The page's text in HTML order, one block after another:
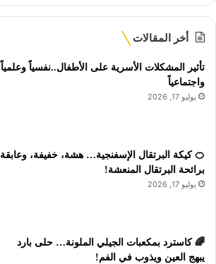
أخر المقالات
تأثير المشكلات الأسرية على الأطفال..نفسياً وعلمياً
واجتماعياً
يوليو 17, 2026
🍊 كيكة البرتقال الإسفنجية… هشة، خفيفة، وعابقة
برائحة البرتقال المنعشة!
يوليو 17, 2026
🌈 كاسترد بمكعبات الجيلي الملونة… حلى بارد
يبهج العين ويذوب في الفم!